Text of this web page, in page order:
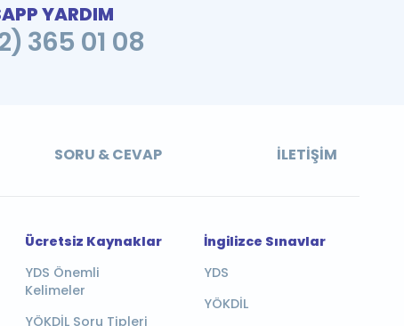
YARDIM
365 01 08
SORU & CEVAP İLETIŞIM
Ücretsiz Kaynaklar
YDS Önemli
Kelimeler
YÖKDİL Soru Tipleri
İngilizce Sınavlar
YDS
YÖKDİL